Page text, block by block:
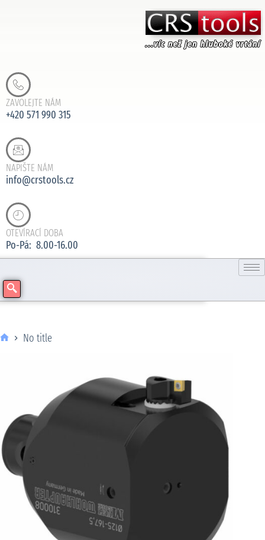
ZAVOLEJTE NÁM
+420 571 990 315
NAPIŠTE NÁM
info@crstools.cz
OTEVÍRACÍ DOBA
Po-Pá: 8.00-16.00
No title